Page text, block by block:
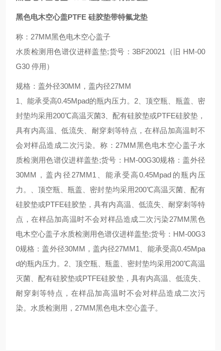
黑色电木空心盖PTFE 硅胶垫带特氟龙垫
称：27MM黑色电木空心盖子
水质检测用色谱仪进样盖垫;货号：3BF20021（旧 HM-00
G30 停用）
规格：盖外径30MM，盖内径27MM
1、能承受高0.45Mpad的瓶内压力。2、顶空瓶、瓶盖、密
封垫均采用200℃高温灭菌3、配有硅胶垫或PTFE硅胶垫，
具有内高温、低流失、耐穿刺等特点，在样品加高温时不
会对样品造成二次污染。称：27MM黑色电木空心盖子水
质检测用色谱仪进样盖垫;货号：HM-00G30规格：盖外径
30MM，盖内径27MM1、能承受高0.45Mpad的瓶内压
力。、顶空瓶、瓶盖、密封垫均采用200℃高温灭菌、配有
硅胶垫或PTFE硅胶垫，具有内高温、低流失、耐穿刺等特
点，在样品加高温时不会对样品造成二次污染27MM黑色
电木空心盖子水质检测用色谱仪进样盖垫;货号：HM-00G3
0规格：盖外径30MM，盖内径27MM1、能承受高0.45Mpa
d的瓶内压力。2、顶空瓶、瓶盖、密封垫均采用200℃高温
灭菌、配有硅胶垫或PTFE硅胶垫，具有内高温、低流失、
耐穿刺等特点，在样品加高温时不会对样品造成二次污
染。水质检测用，27MM黑色电木空心盖子。